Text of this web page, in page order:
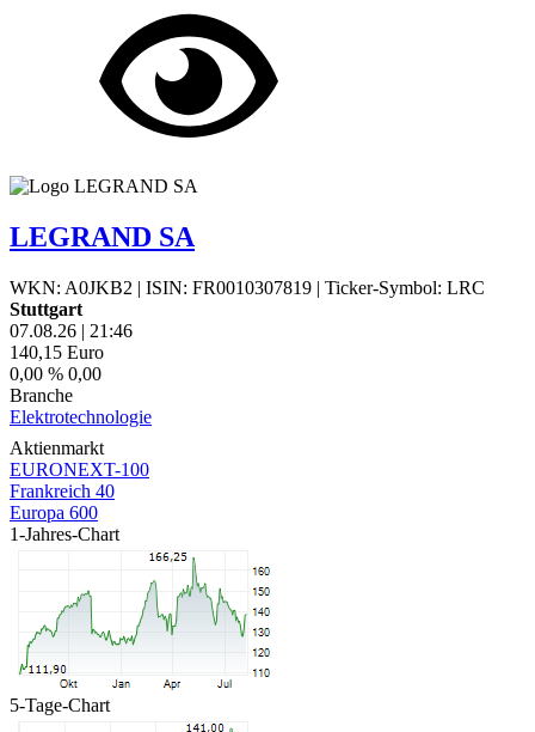
LEGRAND SA
WKN: A0JKB2 | ISIN: FR0010307819 | Ticker-Symbol: LRC
Stuttgart
07.08.26 | 21:46
140,15 Euro
0,00 % 0,00
Branche
Elektrotechnologie
Aktienmarkt
EURONEXT-100
Frankreich 40
Europa 600
1-Jahres-Chart
5-Tage-Chart